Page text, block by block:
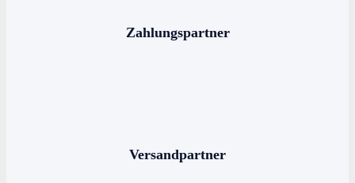
Zahlungspartner
Versandpartner